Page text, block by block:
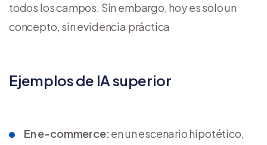
todos los campos. Sin embargo, hoy es solo un
concepto, sin evidencia práctica
Ejemplos de IA superior
En e-commerce: en un escenario hipotético,